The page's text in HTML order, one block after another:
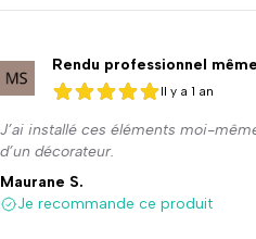
Rendu professionnel
5 sur 5
5 sur 5
Il y a 1 an
J’ai installé ces éléments moi-
d’un décorateur.
Maurane S.
Je recommande ce produit